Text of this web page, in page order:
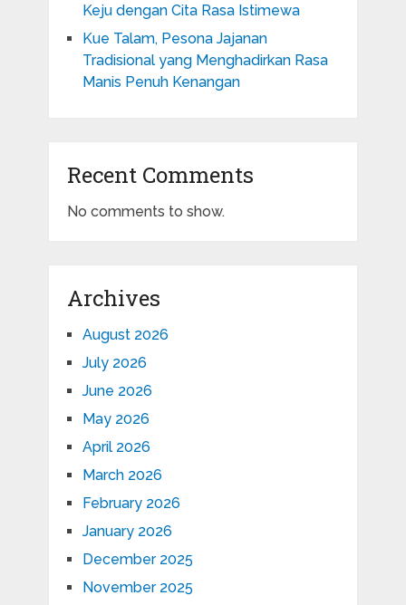
Keju dengan Cita Rasa Istimewa
Kue Talam, Pesona Jajanan
Tradisional yang Menghadirkan Rasa
Manis Penuh Kenangan
Recent Comments
No comments to show.
Archives
August 2026
July 2026
June 2026
May 2026
April 2026
March 2026
February 2026
January 2026
December 2025
November 2025